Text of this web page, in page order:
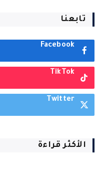
تابعنا
Facebook
TikTok
Twitter
الأكثر قراءة